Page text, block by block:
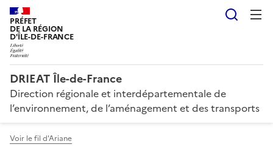
PRÉFET
DE LA RÉGION
D'ÎLE-DE-FRANCE
DRIEAT Île-de-France
Direction régionale et interdépartementale de
l’environnement, de l’aménagement et des transports
Voir le fil d'Ariane